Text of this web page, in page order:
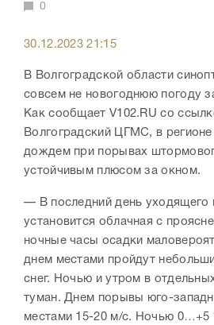
0
30.12.2023 21:15
В Волгоградской области
совсем не новогоднюю погоду
Как сообщает V102.RU со
Волгоградский ЦГМС, в регионе
дождем при порывах
устойчивым плюсом за окном.
— В последний день уходящего
установится облачная с
ночные часы осадки
днем местами пройдут
снег. Ночью и утром в
туман. Днем порывы юго-
местами 15-20 м/с. Ночью 0…+5